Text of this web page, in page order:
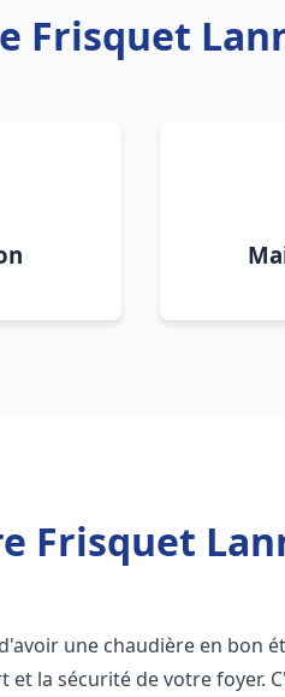
Frisquet
Frisquet
une chaudière en bon
la sécurité de votre foyer.